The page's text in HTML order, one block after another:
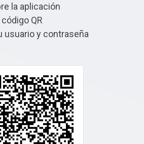
la aplicación
QR
usuario y contraseña